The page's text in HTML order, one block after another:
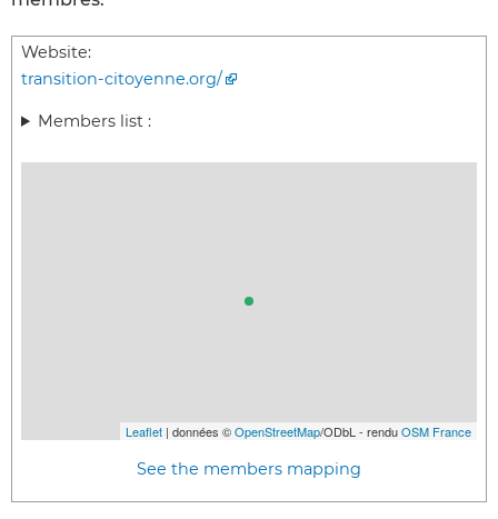
Website:
transition-citoyenne.org/
Members list :
Leaflet | données ©OpenStreetMap/ODbL - renduOSM France
See the members mapping